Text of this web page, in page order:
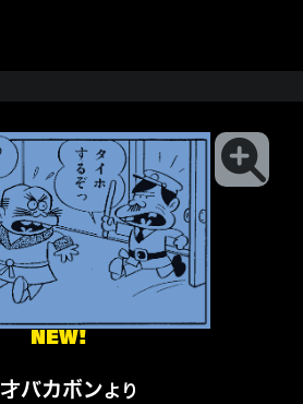
NEW!
バカボンより